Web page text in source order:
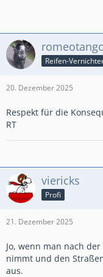
Reifen-
20. Dezember 2025
Respekt für die
RT
Zündapp KS50, Piaggio
FJR, Honda X-ADV
viericks
Profi
21. Dezember 2025
Jo, wenn man nach
nimmt und den
aus.